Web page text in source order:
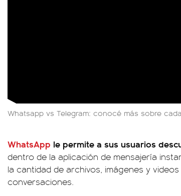
Whatsapp vs Telegram: conocé más sobre
WhatsApp le permite a sus usuarios
dentro de la aplicación de mensajería
la cantidad de archivos, imágenes y
conversaciones.